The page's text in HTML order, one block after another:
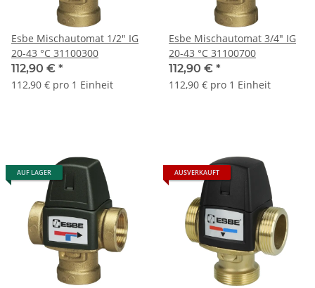
Esbe Mischautomat 1/2" IG
20-43 °C 31100300
112,90 € *
112,90 € pro 1 Einheit
Esbe Mischautomat 3/4" IG
20-43 °C 31100700
112,90 € *
112,90 € pro 1 Einheit
AUF LAGER AUSVERKAUFT